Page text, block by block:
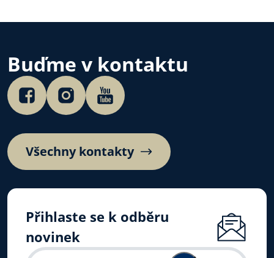
musí otec odolávat, aby své
kazatel…
Buďme v kontaktu
Všechny kontakty
Přihlaste se k odběru
novinek